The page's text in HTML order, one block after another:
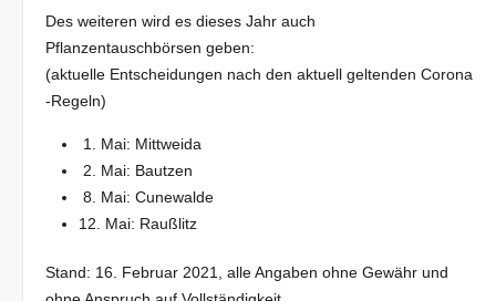
Des weiteren wird es dieses Jahr auch
Pflanzentauschbörsen geben:
(aktuelle Entscheidungen nach den aktuell geltenden Corona
-Regeln)
1. Mai: Mittweida
2. Mai: Bautzen
8. Mai: Cunewalde
12. Mai: Raußlitz
Stand: 16. Februar 2021, alle Angaben ohne Gewähr und